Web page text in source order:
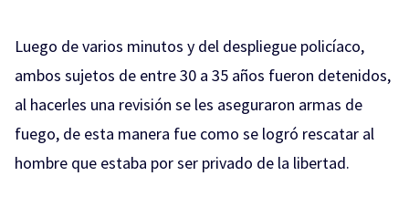
Luego de varios minutos y del despliegue policíaco,
ambos sujetos de entre 30 a 35 años fueron detenidos,
al hacerles una revisión se les aseguraron armas de
fuego, de esta manera fue como se logró rescatar al
hombre que estaba por ser privado de la libertad.